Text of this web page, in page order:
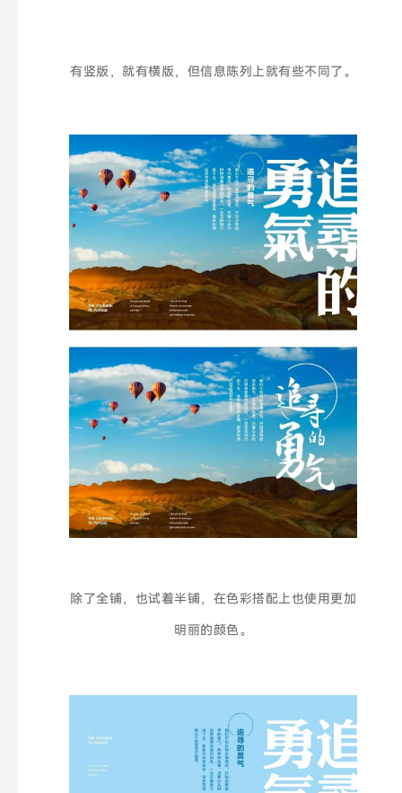
有竖版，就有横版，但信息陈列上就有些不同了。
除了全铺，也试着半铺，在色彩搭配上也使用更加
明丽的颜色。